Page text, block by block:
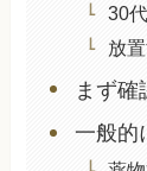
30
放
まず
一般的